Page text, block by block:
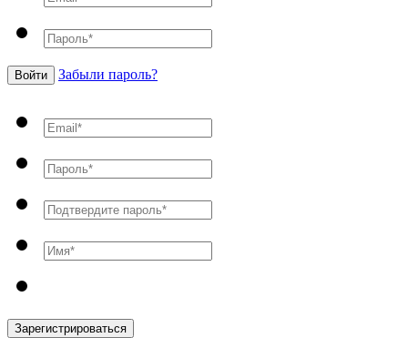
Войти Забыли пароль?
Зарегистрироваться